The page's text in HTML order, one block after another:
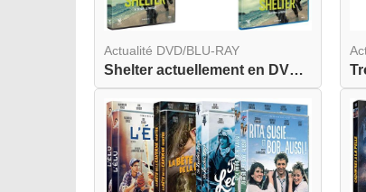
Actualité DVD/BLU-RAY
Shelter actuellement en DVD et BLU-RAY